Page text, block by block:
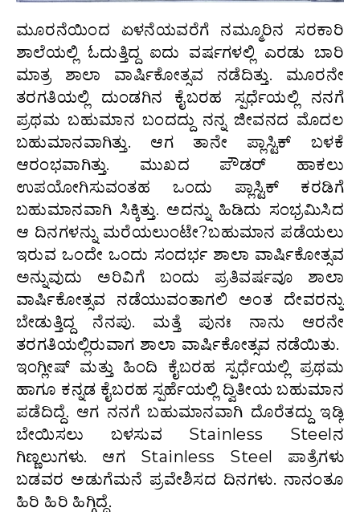
ಮೂರನೆಯಿಂದ ಏಳನೆಯವರೆಗೆ ನಮ್ಮೂರಿನ ಸರಕಾರಿ
ಶಾಲೆಯಲ್ಲಿ ಓದುತ್ತಿದ್ದ ಐದು ವರ್ಷಗಳಲ್ಲಿ ಎರಡು ಬಾರಿ
ಮಾತ್ರ ಶಾಲಾ ವಾರ್ಷಿಕೋತ್ಸವ ನಡೆದಿತ್ತು. ಮೂರನೇ
ತರಗತಿಯಲ್ಲಿ ದುಂಡಗಿನ ಕೈಬರಹ ಸ್ಪರ್ಧೆಯಲ್ಲಿ ನನಗೆ
ಪ್ರಥಮ ಬಹುಮಾನ ಬಂದದ್ದು ನನ್ನ ಜೀವನದ ಮೊದಲ
ಬಹುಮಾನವಾಗಿತ್ತು. ಆಗ ತಾನೇ ಪ್ಲಾಸ್ಟಿಕ್ ಬಳಕೆ
ಆರಂಭವಾಗಿತ್ತು. ಮುಖದ ಪೌಡರ್ ಹಾಕಲು
ಉಪಯೋಗಿಸುವಂತಹ ಒಂದು ಪ್ಲಾಸ್ಟಿಕ್ ಕರಡಿಗೆ
ಬಹುಮಾನವಾಗಿ ಸಿಕ್ಕಿತ್ತು. ಅದನ್ನು ಹಿಡಿದು ಸಂಭ್ರಮಿಸಿದ
ಆ ದಿನಗಳನ್ನು ಮರೆಯಲುಂಟೇ?ಬಹುಮಾನ ಪಡೆಯಲು
ಇರುವ ಒಂದೇ ಒಂದು ಸಂದರ್ಭ ಶಾಲಾ ವಾರ್ಷಿಕೋತ್ಸವ
ಅನ್ನುವುದು ಅರಿವಿಗೆ ಬಂದು ಪ್ರತಿವರ್ಷವೂ ಶಾಲಾ
ವಾರ್ಷಿಕೋತ್ಸವ ನಡೆಯುವಂತಾಗಲಿ ಅಂತ ದೇವರನ್ನು
ಬೇಡುತ್ತಿದ್ದ ನೆನಪು. ಮತ್ತೆ ಪುನಃ ನಾನು ಆರನೇ
ತರಗತಿಯಲ್ಲಿರುವಾಗ ಶಾಲಾ ವಾರ್ಷಿಕೋತ್ಸವ ನಡೆಯಿತು.
ಇಂಗ್ಲೀಷ್ ಮತ್ತು ಹಿಂದಿ ಕೈಬರಹ ಸ್ಪರ್ಧೆಯಲ್ಲಿ ಪ್ರಥಮ
ಹಾಗೂ ಕನ್ನಡ ಕೈಬರಹ ಸ್ಪರ್ಹೆಯಲ್ಲಿ ದ್ವಿತೀಯ ಬಹುಮಾನ
ಪಡೆದಿದ್ದೆ. ಆಗ ನನಗೆ ಬಹುಮಾನವಾಗಿ ದೊರೆತದ್ದು ಇಡ್ಲಿ
ಬೇಯಿಸಲು ಬಳಸುವ Stainless Steelನ
ಗಿಣ್ಣಲುಗಳು. ಆಗ Stainless Steel ಪಾತ್ರೆಗಳು
ಬಡವರ ಅಡುಗೆಮನೆ ಪ್ರವೇಶಿಸದ ದಿನಗಳು. ನಾನಂತೂ
ಹಿರಿ ಹಿರಿ ಹಿಗ್ಗಿದ್ದೆ.